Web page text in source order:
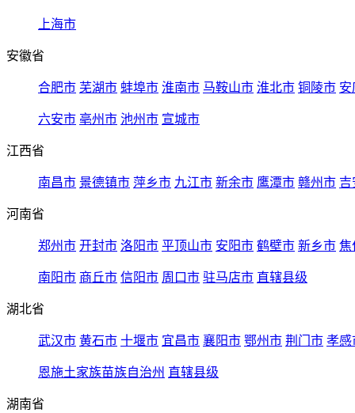
上海市
安徽省
合肥市 芜湖市 蚌埠市 淮南市 马鞍山市 淮北市 铜陵市 安
六安市 亳州市 池州市 宣城市
江西省
南昌市 景德镇市 萍乡市 九江市 新余市 鹰潭市 赣州市 吉
河南省
郑州市 开封市 洛阳市 平顶山市 安阳市 鹤壁市 新乡市 焦
南阳市 商丘市 信阳市 周口市 驻马店市 直辖县级
湖北省
武汉市 黄石市 十堰市 宜昌市 襄阳市 鄂州市 荆门市 孝感
恩施土家族苗族自治州 直辖县级
湖南省